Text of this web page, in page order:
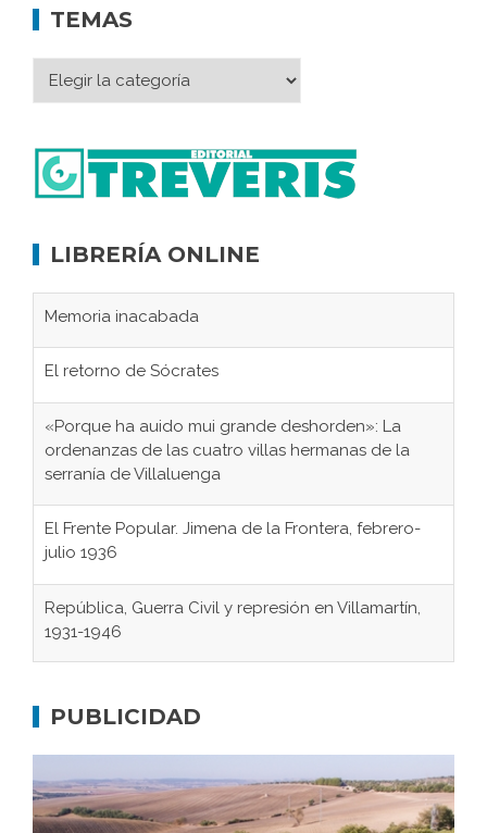
TEMAS
LIBRERÍA ONLINE
Memoria inacabada
El retorno de Sócrates
«Porque ha auido mui grande deshorden»: La
ordenanzas de las cuatro villas hermanas de la
serranía de Villaluenga
El Frente Popular. Jimena de la Frontera, febrero-
julio 1936
República, Guerra Civil y represión en Villamartín,
1931-1946
concentración nazis
Bornos
PUBLICIDAD